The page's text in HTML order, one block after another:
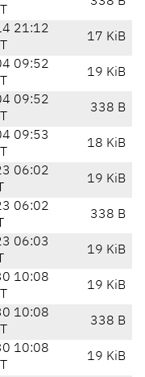
21:12
17 KiB
09:52
19 KiB
09:52
338 B
09:53
18 KiB
06:02
19 KiB
06:02
338 B
06:03
19 KiB
10:08
19 KiB
10:08
338 B
10:08
19 KiB